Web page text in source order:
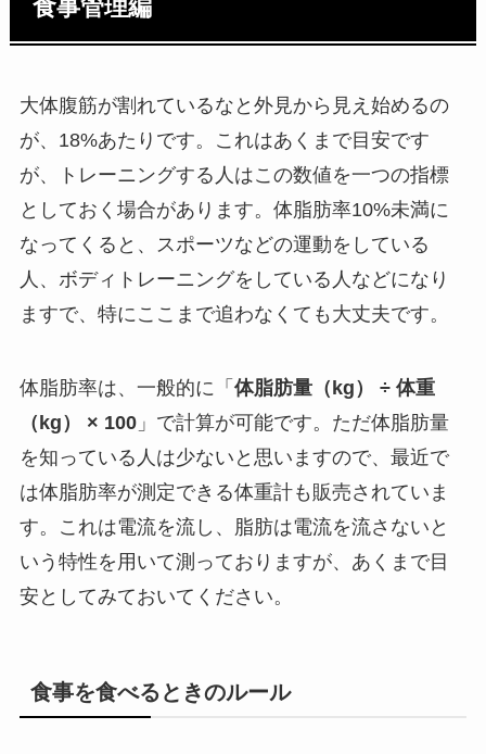
食事管理編
大体腹筋が割れているなと外見から見え始めるの
が、18%あたりです。これはあくまで目安です
が、トレーニングする人はこの数値を一つの指標
としておく場合があります。体脂肪率10%未満に
なってくると、スポーツなどの運動をしている
人、ボディトレーニングをしている人などになり
ますで、特にここまで追わなくても大丈夫です。
体脂肪率は、一般的に「 体脂肪量（kg） ÷ 体重
（kg） × 100」で計算が可能です。ただ体脂肪量
を知っている人は少ないと思いますので、最近で
は体脂肪率が測定できる体重計も販売されていま
す。これは電流を流し、脂肪は電流を流さないと
いう特性を用いて測っておりますが、あくまで目
安としてみておいてください。
食事を食べるときのルール